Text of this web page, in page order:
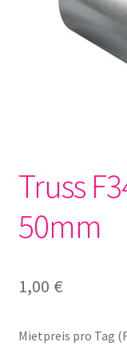
Truss
50mm
1,00 €
Mietpreis pro Tag